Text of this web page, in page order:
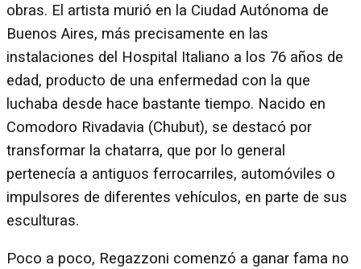
obras. El artista murió en la Ciudad Autónoma de
Buenos Aires, más precisamente en las
instalaciones del Hospital Italiano a los 76 años de
edad, producto de una enfermedad con la que
luchaba desde hace bastante tiempo. Nacido en
Comodoro Rivadavia (Chubut), se destacó por
transformar la chatarra, que por lo general
pertenecía a antiguos ferrocarriles, automóviles o
impulsores de diferentes vehículos, en parte de sus
esculturas.
Poco a poco, Regazzoni comenzó a ganar fama no